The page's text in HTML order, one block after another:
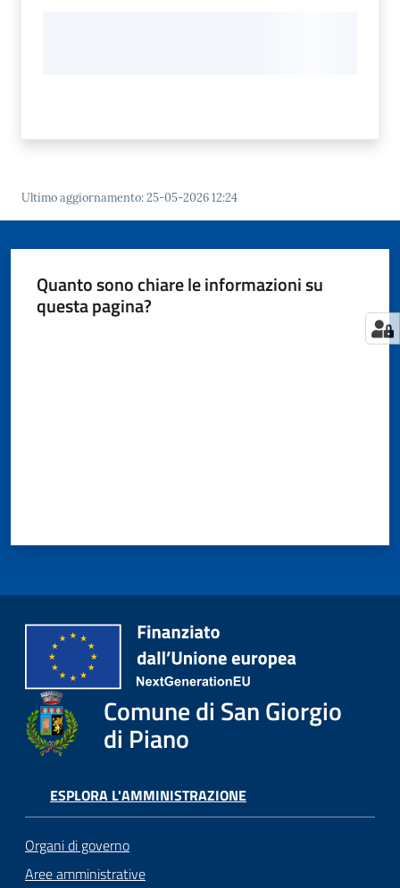
Ultimo aggiornamento:25-05-2026 12:24
Quanto sono chiare le informazioni su
questa pagina?
Comune di San Giorgio
di Piano
ESPLORA L'AMMINISTRAZIONE
Organi di governo
Aree amministrative